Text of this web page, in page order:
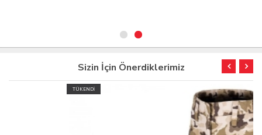
Sizin İçin Önerdiklerimiz